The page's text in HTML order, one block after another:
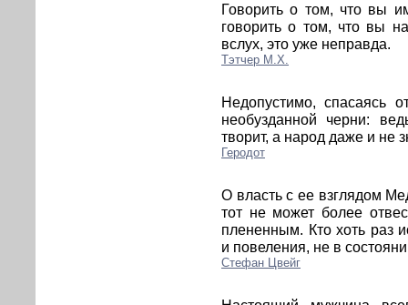
Говорить о том, что вы
говорить о том, что вы
вслух, это уже неправда.
Тэтчер М.Х.
Недопустимо, спасаясь
необузданной черни:
творит, а народ даже и не
Геродот
О власть с ее взглядом
тот не может более
плененным. Кто хоть раз
и повеления, не в
Стефан Цвейг